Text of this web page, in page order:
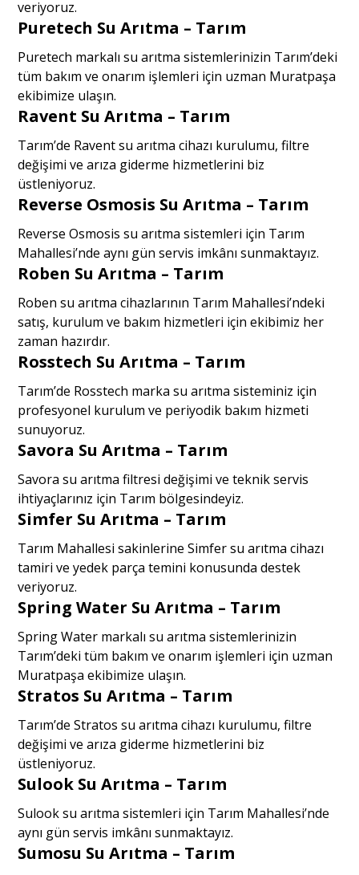
veriyoruz.
Puretech Su Arıtma – Tarım
Puretech markalı su arıtma sistemlerinizin Tarım’deki
tüm bakım ve onarım işlemleri için uzman Muratpaşa
ekibimize ulaşın.
Ravent Su Arıtma – Tarım
Tarım’de Ravent su arıtma cihazı kurulumu, filtre
değişimi ve arıza giderme hizmetlerini biz
üstleniyoruz.
Reverse Osmosis Su Arıtma – Tarım
Reverse Osmosis su arıtma sistemleri için Tarım
Mahallesi’nde aynı gün servis imkânı sunmaktayız.
Roben Su Arıtma – Tarım
Roben su arıtma cihazlarının Tarım Mahallesi’ndeki
satış, kurulum ve bakım hizmetleri için ekibimiz her
zaman hazırdır.
Rosstech Su Arıtma – Tarım
Tarım’de Rosstech marka su arıtma sisteminiz için
profesyonel kurulum ve periyodik bakım hizmeti
sunuyoruz.
Savora Su Arıtma – Tarım
Savora su arıtma filtresi değişimi ve teknik servis
ihtiyaçlarınız için Tarım bölgesindeyiz.
Simfer Su Arıtma – Tarım
Tarım Mahallesi sakinlerine Simfer su arıtma cihazı
tamiri ve yedek parça temini konusunda destek
veriyoruz.
Spring Water Su Arıtma – Tarım
Spring Water markalı su arıtma sistemlerinizin
Tarım’deki tüm bakım ve onarım işlemleri için uzman
Muratpaşa ekibimize ulaşın.
Stratos Su Arıtma – Tarım
Tarım’de Stratos su arıtma cihazı kurulumu, filtre
değişimi ve arıza giderme hizmetlerini biz
üstleniyoruz.
Sulook Su Arıtma – Tarım
Sulook su arıtma sistemleri için Tarım Mahallesi’nde
aynı gün servis imkânı sunmaktayız.
Sumosu Su Arıtma – Tarım